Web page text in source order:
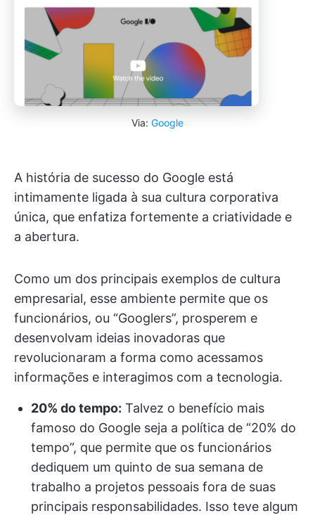
Via: Google
A história de sucesso do Google está
intimamente ligada à sua cultura corporativa
única, que enfatiza fortemente a criatividade e
a abertura.
Como um dos principais exemplos de cultura
empresarial, esse ambiente permite que os
funcionários, ou “Googlers”, prosperem e
desenvolvam ideias inovadoras que
revolucionaram a forma como acessamos
informações e interagimos com a tecnologia.
20% do tempo: Talvez o benefício mais
famoso do Google seja a política de “20% do
tempo”, que permite que os funcionários
dediquem um quinto de sua semana de
trabalho a projetos pessoais fora de suas
principais responsabilidades. Isso teve algum